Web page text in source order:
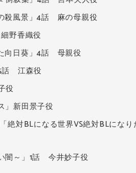
殺風景」4話 麻の母親役
野香織役
向日葵」4話 母親役
話 江森役
役
」新田景子役
絶対BLになる世界VS絶対BLにな
闇～」1話 今井妙子役